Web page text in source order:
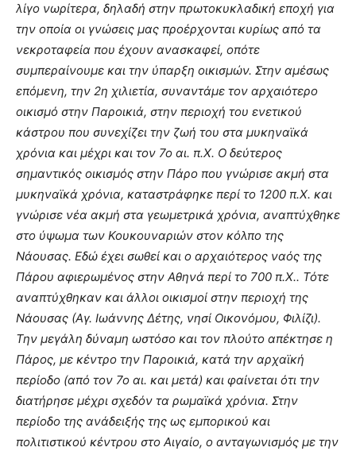
λίγο νωρίτερα, δηλαδή στην πρωτοκυκλαδική εποχή για
την οποία οι γνώσεις μας προέρχονται κυρίως από τα
νεκροταφεία που έχουν ανασκαφεί, οπότε
συμπεραίνουμε και την ύπαρξη οικισμών. Στην αμέσως
επόμενη, την 2η χιλιετία, συναντάμε τον αρχαιότερο
οικισμό στην Παροικιά, στην περιοχή του ενετικού
κάστρου που συνεχίζει την ζωή του στα μυκηναϊκά
χρόνια και μέχρι και τον 7ο αι. π.Χ. Ο δεύτερος
σημαντικός οικισμός στην Πάρο που γνώρισε ακμή στα
μυκηναϊκά χρόνια, καταστράφηκε περί το 1200 π.Χ. και
γνώρισε νέα ακμή στα γεωμετρικά χρόνια, αναπτύχθηκε
στο ύψωμα των Κουκουναριών στον κόλπο της
Νάουσας. Εδώ έχει σωθεί και ο αρχαιότερος ναός της
Πάρου αφιερωμένος στην Αθηνά περί το 700 π.Χ.. Τότε
αναπτύχθηκαν και άλλοι οικισμοί στην περιοχή της
Νάουσας (Αγ. Ιωάννης Δέτης, νησί Οικονόμου, Φιλίζι).
Την μεγάλη δύναμη ωστόσο και τον πλούτο απέκτησε η
Πάρος, με κέντρο την Παροικιά, κατά την αρχαϊκή
περίοδο (από τον 7ο αι. και μετά) και φαίνεται ότι την
διατήρησε μέχρι σχεδόν τα ρωμαϊκά χρόνια. Στην
περίοδο της ανάδειξής της ως εμπορικού και
πολιτιστικού κέντρου στο Αιγαίο, ο ανταγωνισμός με την